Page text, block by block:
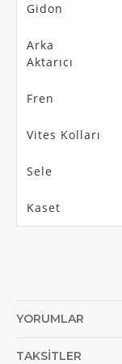
Gidon
Arka
Aktarıcı
Fren
Vites Kolları
Sele
Kaset
YORUMLAR
TAKSITLER